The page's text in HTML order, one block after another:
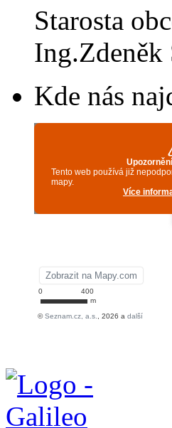
Starosta
Ing.Zdeněk
Kde nás